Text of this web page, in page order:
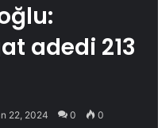
adedi 213
22, 2024 0 0